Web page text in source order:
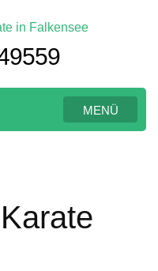
MENÜ
Karate